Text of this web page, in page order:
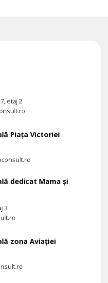
etaj 2
Piața Victoriei
dedicat Mama și
3
zona Aviației